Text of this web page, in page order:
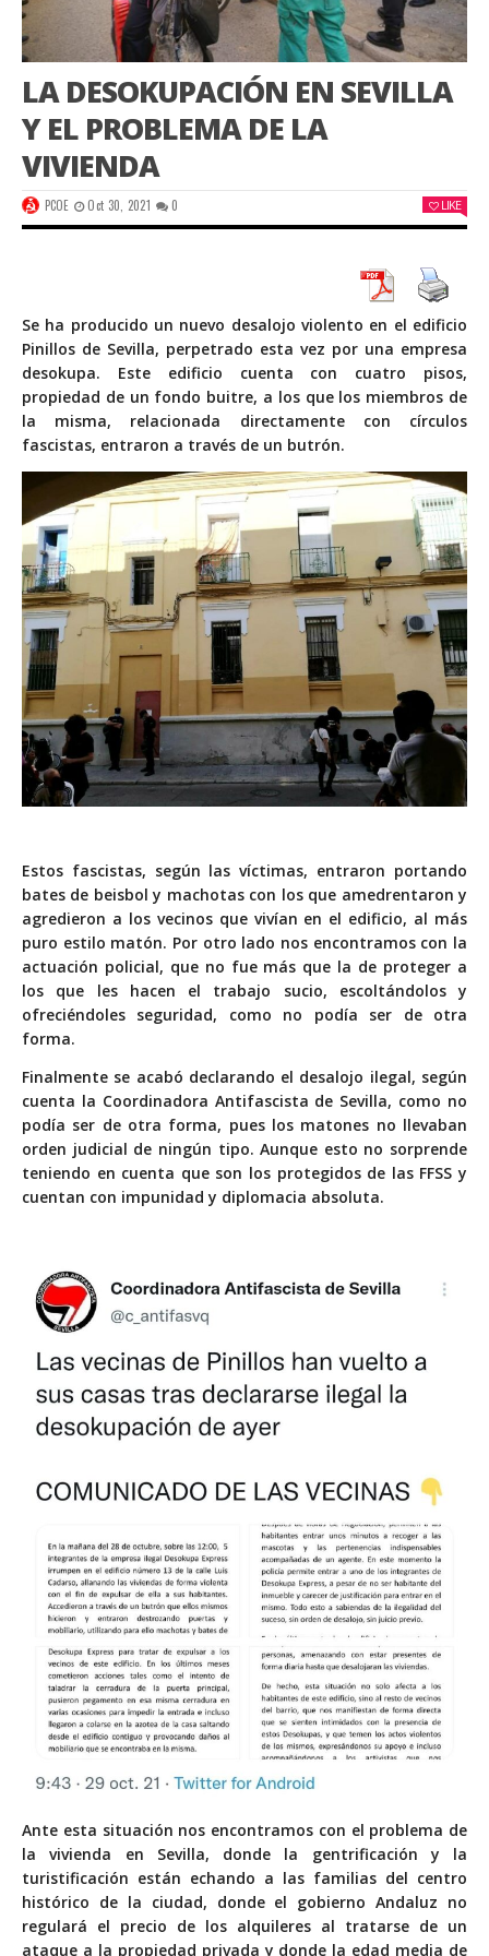
LA DESOKUPACIÓN EN SEVILLA
Y EL PROBLEMA DE LA
VIVIENDA
PCOE Oct 30, 2021 0 LIKE
Se ha producido un nuevo desalojo violento en el edificio
Pinillos de Sevilla, perpetrado esta vez por una empresa
desokupa. Este edificio cuenta con cuatro pisos,
propiedad de un fondo buitre, a los que los miembros de
la misma, relacionada directamente con círculos
fascistas, entraron a través de un butrón.
Estos fascistas, según las víctimas, entraron portando
bates de beisbol y machotas con los que amedrentaron y
agredieron a los vecinos que vivían en el edificio, al más
puro estilo matón. Por otro lado nos encontramos con la
actuación policial, que no fue más que la de proteger a
los que les hacen el trabajo sucio, escoltándolos y
ofreciéndoles seguridad, como no podía ser de otra
forma.
Finalmente se acabó declarando el desalojo ilegal, según
cuenta la Coordinadora Antifascista de Sevilla, como no
podía ser de otra forma, pues los matones no llevaban
orden judicial de ningún tipo. Aunque esto no sorprende
teniendo en cuenta que son los protegidos de las FFSS y
cuentan con impunidad y diplomacia absoluta.
Ante esta situación nos encontramos con el problema de
la vivienda en Sevilla, donde la gentrificación y la
turistificación están echando a las familias del centro
histórico de la ciudad, donde el gobierno Andaluz no
regulará el precio de los alquileres al tratarse de un
ataque a la propiedad privada y donde la edad media de